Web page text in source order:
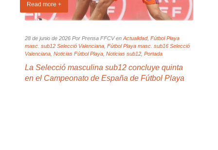
Read more +
28 de junio de 2026 Por Prensa FFCV enActualidad,Fútbol Playa
masc. sub12 Selecció Valenciana ,Fútbol Playa masc. sub16 Selecció
Valenciana ,Noticias Fútbol Playa ,Noticias sub12 ,Portada
La Selecció masculina sub12 concluye quinta
en el Campeonato de España de Fútbol Playa